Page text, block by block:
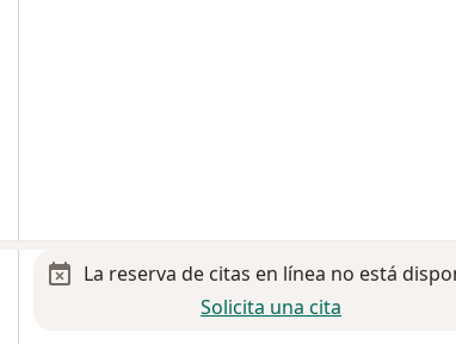
La reserva de citas en línea no está
Solicita una cita